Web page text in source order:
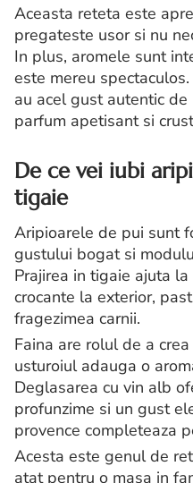
Aceasta reteta este
pregateste usor si nu
In plus, aromele sunt
este mereu
au acel gust autentic
parfum apetisant si
De ce vei iubi
tigaie
Aripioarele de pui sunt
gustului bogat si
Prajirea in tigaie ajuta
crocante la exterior,
fragezimea carnii.
Faina are rolul de a
usturoiul adauga o
Deglasarea cu vin alb
profunzime si un gust
provence completeaza
Acesta este genul de
atat pentru o masa in